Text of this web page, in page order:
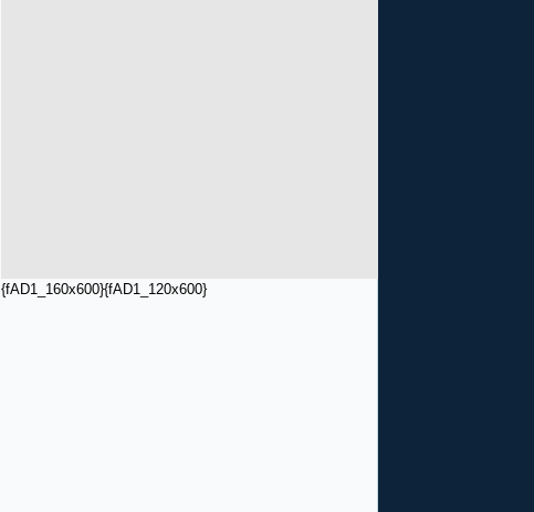
{fAD1_160x600}{fAD1_120x600}